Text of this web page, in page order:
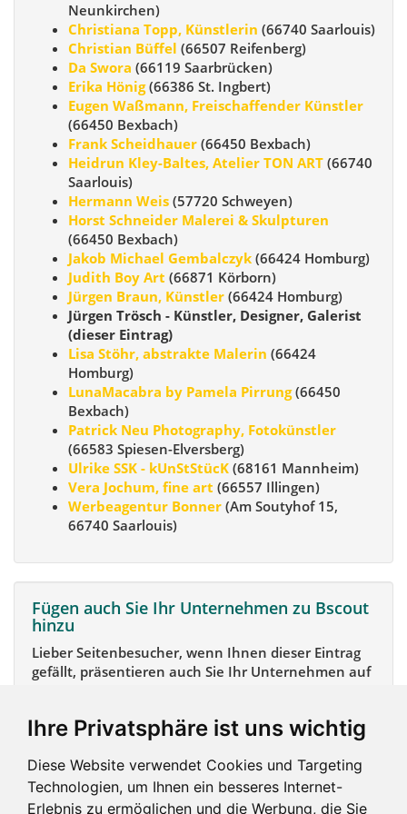
Ihre Privatsphäre ist uns wichtig
Diese Website verwendet Cookies und Targeting
Technologien, um Ihnen ein besseres Internet-
Erlebnis zu ermöglichen und die Werbung, die Sie
Neunkirchen)
Christiana Topp, Künstlerin (66740 Saarlouis)
Christian Büffel (66507 Reifenberg)
Da Swora (66119 Saarbrücken)
Erika Hönig(66386 St. Ingbert)
Eugen Waßmann, Freischaffender Künstler
(66450 Bexbach)
Frank Scheidhauer (66450 Bexbach)
Heidrun Kley-Baltes, Atelier TON ART (66740
Saarlouis)
Hermann Weis (57720 Schweyen)
Horst Schneider Malerei & Skulpturen
(66450 Bexbach)
Jakob Michael Gembalczyk (66424 Homburg)
Judith Boy Art (66871 Körborn)
Jürgen Braun, Künstler (66424 Homburg)
Jürgen Trösch - Künstler, Designer, Galerist
(dieser Eintrag)
Lisa Stöhr, abstrakte Malerin (66424
Homburg)
LunaMacabra by Pamela Pirrung(66450
Bexbach)
Patrick Neu Photography, Fotokünstler
(66583 Spiesen-Elversberg)
Ulrike SSK - kUnStStücK (68161 Mannheim)
Vera Jochum, fine art (66557 Illingen)
Werbeagentur Bonner (Am Soutyhof 15,
66740 Saarlouis)
Fügen auch Sie Ihr Unternehmen zu Bscout
hinzu
Lieber Seitenbesucher, wenn Ihnen dieser Eintrag
gefällt, präsentieren auch Sie Ihr Unternehmen auf
Mein Unternehmen hinzufügen